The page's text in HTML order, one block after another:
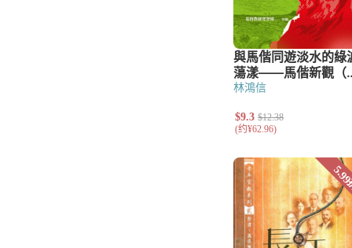
文艺类
儿童
青少年
诗歌
散文
工具书
林鴻信